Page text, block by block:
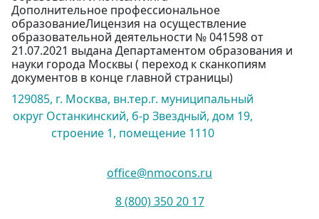
Дополнительное профессиональное
образованиеЛицензия на осуществление
образовательной деятельности № 041598 от
21.07.2021 выдана Департаментом образования и
науки города Москвы ( переход к сканкопиям
документов в конце главной страницы)
129085, г. Москва, вн.тер.г. муниципальный
округ Останкинский, б-р Звездный, дом 19,
строение 1, помещение 1110
office@nmocons.ru
8 (800) 350 20 17